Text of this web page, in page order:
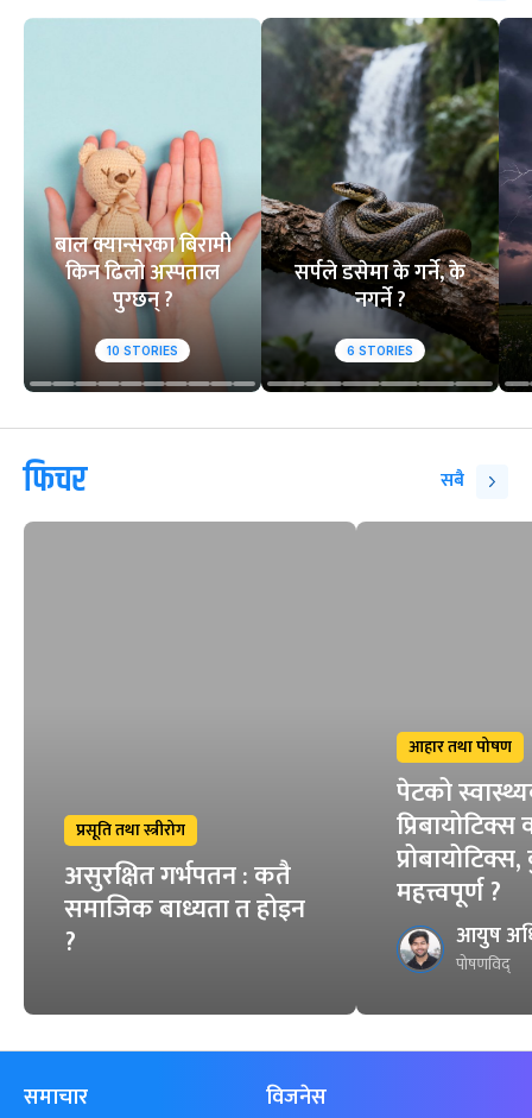
बाल क्यान्सरका बिरामी
किन ढिलो अस्पताल
पुग्छन् ?
10 STORIES
सर्पले डसेमा के गर्ने, के
नगर्ने ?
6 STORIES
फिचर सबै
प्रसूति तथा स्त्रीरोग
असुरक्षित गर्भपतन : कतै
समाजिक बाध्यता त होइन
?
आहार तथा पोषण
पेटको
प्रिबायोटिक्स
महत्त्वपूर्ण ?
आयुष
पोषणविद्
समाचार विजनेस